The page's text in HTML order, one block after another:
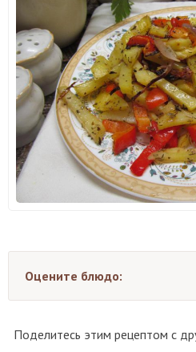
Оцените блюдо:
Поделитесь этим рецептом с